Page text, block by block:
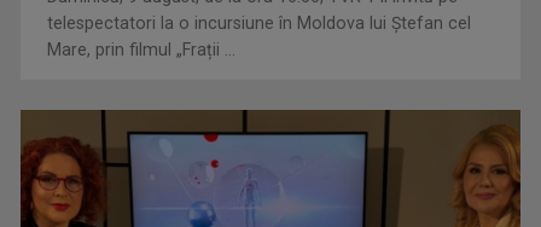
Duminică, 9 august, de la ora 16.00, TVR 1 îi invită pe
telespectatori la o incursiune în Moldova lui Ștefan cel